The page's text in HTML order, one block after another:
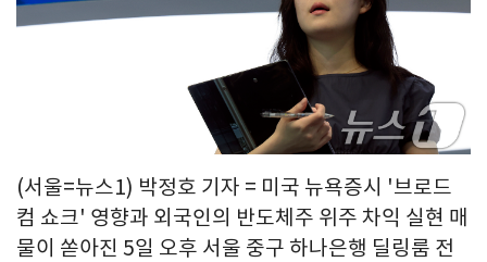
(서울=뉴스1) 박정호 기자 = 미국 뉴욕증시 '브로드
컴 쇼크' 영향과 외국인의 반도체주 위주 차익 실현 매
물이 쏟아진 5일 오후 서울 중구 하나은행 딜링룸 전